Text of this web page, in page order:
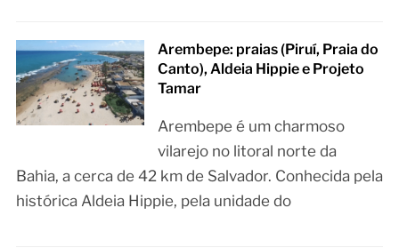
Arembepe: praias (Piruí, Praia do
Canto), Aldeia Hippie e Projeto
Tamar
Arembepe é um charmoso
vilarejo no litoral norte da
Bahia, a cerca de 42 km de Salvador. Conhecida pela
histórica Aldeia Hippie, pela unidade do